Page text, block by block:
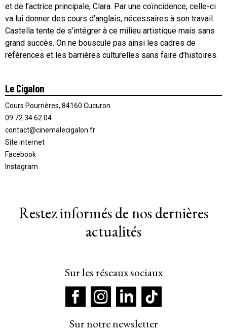
et de l’actrice principale, Clara. Par une coïncidence, celle-ci
va lui donner des cours d’anglais, nécessaires à son travail.
Castella tente de s’intégrer à ce milieu artistique mais sans
grand succès. On ne bouscule pas ainsi les cadres de
références et les barrières culturelles sans faire d’histoires.
Le Cigalon
Cours Pourrières, 84160 Cucuron
09 72 34 62 04
contact@cinemalecigalon.fr
Site internet
Facebook
Instagram
Restez informés de nos dernières
actualités
Sur les réseaux sociaux
Sur notre newsletter